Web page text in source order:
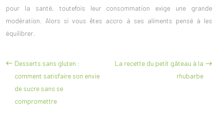
pour la santé, toutefois leur consommation exige une grande
modération. Alors si vous êtes accro à ses aliments pensé à les
équilibrer.
Desserts sans gluten :
comment satisfaire son envie
de sucre sans se
compromettre
La recette du petit gâteau à la
rhubarbe